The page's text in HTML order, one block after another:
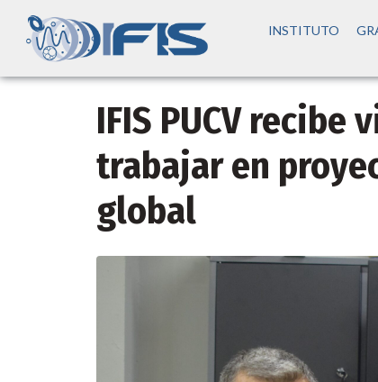
INSTITUTO
IFIS PUCV
trabajar en
global